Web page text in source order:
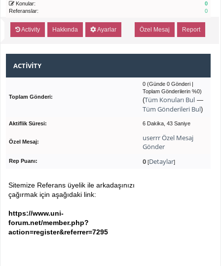
Konular:
0
Referanslar:
0
Activity Hakkında Ayarlar Report
Özel Mesaj
ACTIVITY
Toplam Gönderi:
0 (Günde 0 Gönderi |
Toplam Gönderilerin %0)
(Tüm Konuları Bul —
Tüm Gönderileri Bul)
Aktiflik Süresi: 6 Dakika, 43 Saniye
Özel Mesaj:
userrr Özel Mesaj
Gönder
Rep Puanı: 0 [Detaylar]
Sitemize Referans üyelik ile arkadaşınızı
çağırmak için aşağıdaki link:
https://www.uni-
forum.net/member.php?
action=register&referrer=7295